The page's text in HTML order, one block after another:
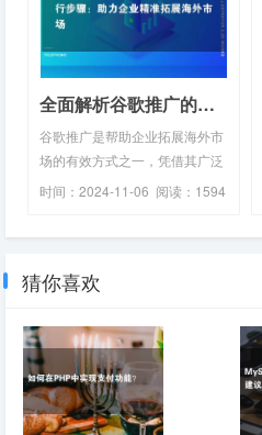
全面解析谷歌推广的核心策略与执行步骤：助力企业精准拓展海外市场
谷歌推广是帮助企业拓展海外市
场的有效方式之一，凭借其广泛
的用户覆盖和强大的...
时间：2024-11-06 阅读：1594
猜你喜欢